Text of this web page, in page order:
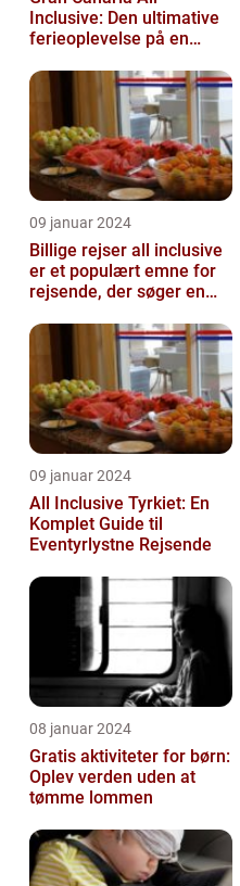
Inclusive: Den ultimative
ferieoplevelse på en
09 januar 2024
Billige rejser all inclusive
er et populært emne for
rejsende, der søger en
fer...
09 januar 2024
All Inclusive Tyrkiet: En
Komplet Guide til
Eventyrlystne Rejsende
08 januar 2024
Gratis aktiviteter for børn:
Oplev verden uden at
tømme lommen